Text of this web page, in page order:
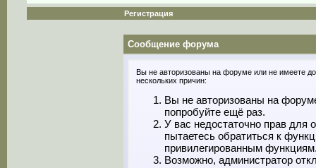
Регистрация
Сообщение форума
Вы не авторизованы на форуме или не имеете
нескольких причин:
Вы не авторизованы на
попробуйте ещё раз.
У вас недостаточно прав для
пытаетесь обратиться к
привилегированным
Возможно, администратор